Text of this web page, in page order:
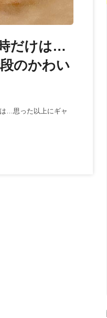
だけは…
のかわい
…思った以上にギャ